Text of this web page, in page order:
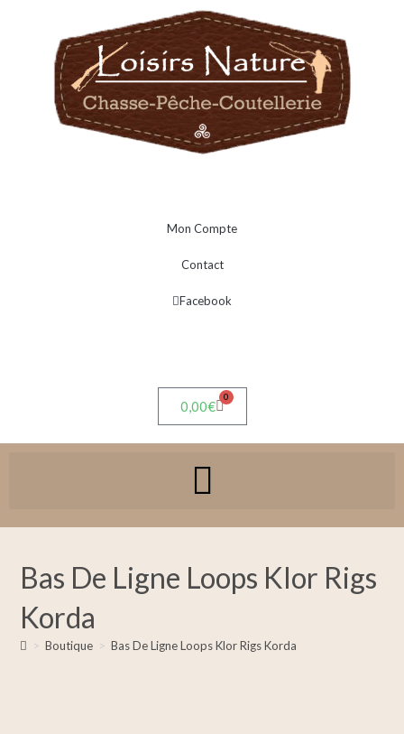
Mon Compte
Contact
Facebook
0,00€
0
Bas De Ligne Loops Klor Rigs
Korda
> Boutique > Bas De Ligne Loops Klor Rigs Korda